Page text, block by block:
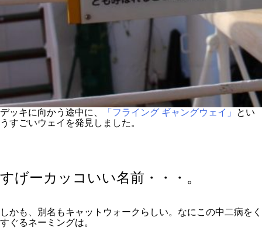
デッキに向かう途中に、 「フライング ギャングウェイ」
とい
うすごいウェイを発見しました。
すげーカッコいい名前・・・。
しかも、別名もキャットウォークらしい。なにこの中二病をく
すぐるネーミングは。